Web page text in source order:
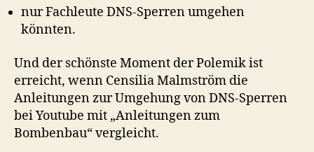
nur Fachleute DNS-Sperren umgehen
könnten.
Und der schönste Moment der Polemik ist
erreicht, wenn Censilia Malmström die
Anleitungen zur Umgehung von DNS-Sperren
bei Youtube mit „Anleitungen zum
Bombenbau“ vergleicht.